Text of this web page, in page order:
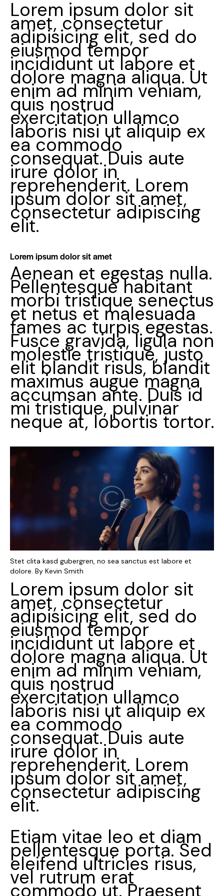
Lorem ipsum dolor sit
amet, consectetur
adipisicing elit, sed do
eiusmod tempor
incididunt ut labore et
dolore magna aliqua. Ut
enim ad minim veniam,
quis nostrud
exercitation ullamco
laboris nisi ut aliquip ex
ea commodo
consequat. Duis aute
irure dolor in
reprehenderit. Lorem
ipsum dolor sit amet,
consectetur adipiscing
elit.
Lorem ipsum dolor sit amet
Aenean et egestas nulla.
Pellentesque habitant
morbi tristique senectus
et netus et malesuada
fames ac turpis egestas.
Fusce gravida, ligula non
molestie tristique, justo
elit blandit risus, blandit
maximus augue magna
accumsan ante. Duis id
mi tristique, pulvinar
neque at, lobortis tortor.
Stet clita kasd gubergren, no sea sanctus est labore et
dolore. By Kevin Smith
Lorem ipsum dolor sit
amet, consectetur
adipisicing elit, sed do
eiusmod tempor
incididunt ut labore et
dolore magna aliqua. Ut
enim ad minim veniam,
quis nostrud
exercitation ullamco
laboris nisi ut aliquip ex
ea commodo
consequat. Duis aute
irure dolor in
reprehenderit. Lorem
ipsum dolor sit amet,
consectetur adipiscing
elit.
Etiam vitae leo et diam
pellentesque porta. Sed
eleifend ultricies risus,
vel rutrum erat
commodo ut. Praesent